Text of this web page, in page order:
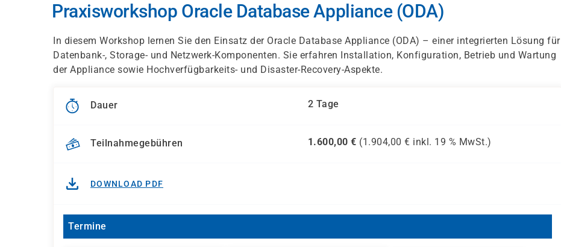
Praxisworkshop Oracle Database Appliance (ODA)
In diesem Workshop lernen Sie den Einsatz der Oracle Database Appliance (ODA) – einer integrierten Lösung für
Datenbank-, Storage- und Netzwerk-Komponenten. Sie erfahren Installation, Konfiguration, Betrieb und Wartung
der Appliance sowie Hochverfügbarkeits- und Disaster-Recovery-Aspekte.
Dauer 2 Tage
Teilnahmegebühren 1.600,00 € (1.904,00 € inkl. 19 % MwSt.)
DOWNLOAD PDF
Termine
Datenschutzhinweis